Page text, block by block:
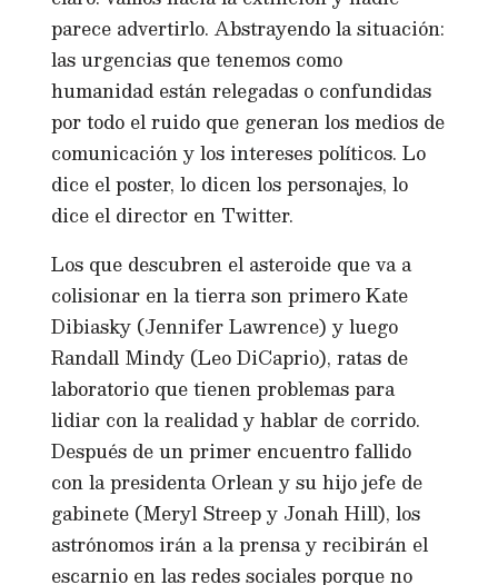
parece advertirlo. Abstrayendo la situación:
las urgencias que tenemos como
humanidad están relegadas o confundidas
por todo el ruido que generan los medios de
comunicación y los intereses políticos. Lo
dice el poster, lo dicen los personajes, lo
dice el director en Twitter.
Los que descubren el asteroide que va a
colisionar en la tierra son primero Kate
Dibiasky (Jennifer Lawrence) y luego
Randall Mindy (Leo DiCaprio), ratas de
laboratorio que tienen problemas para
lidiar con la realidad y hablar de corrido.
Después de un primer encuentro fallido
con la presidenta Orlean y su hijo jefe de
gabinete (Meryl Streep y Jonah Hill), los
astrónomos irán a la prensa y recibirán el
escarnio en las redes sociales porque no